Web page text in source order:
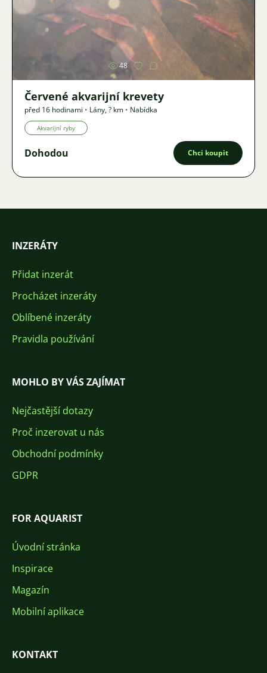
Obrázek
48
Červené akvarijní krevety
před 16 hodinami • Lány,? km • Nabídka
Akvarijní ryby
Dohodou Chci koupit
INZERÁTY
Přidat inzerát
Procházet inzeráty
Oblíbené inzeráty
Pravidla používání
MOHLO BY VÁS ZAJÍMAT
Nejčastější dotazy
Proč inzerovat u nás
Obchodní podmínky
GDPR
FOR AQUARIST
Úvodní stránka
Inspirace
Magazín
Mobilní aplikace
KONTAKT